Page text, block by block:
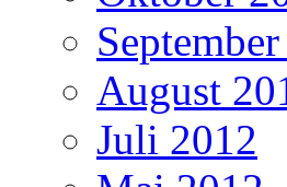
August
Juli 2012